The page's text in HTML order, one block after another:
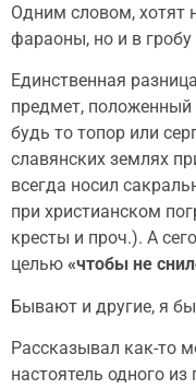
Одним словом, хотят
фараоны, но и в гробу
Единственная
предмет,
будь то топор или
славянских землях
всегда носил
при христианском
кресты и проч.). А
целью «чтобы не
Бывают и другие, я
Рассказывал как-то
настоятель одного